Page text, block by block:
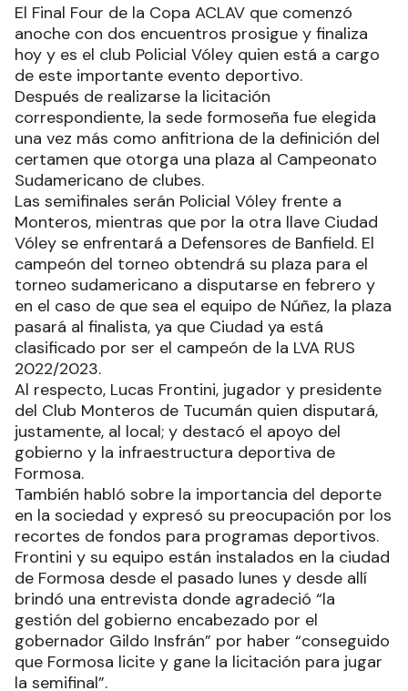
El Final Four de la Copa ACLAV que comenzó
anoche con dos encuentros prosigue y finaliza
hoy y es el club Policial Vóley quien está a cargo
de este importante evento deportivo.
Después de realizarse la licitación
correspondiente, la sede formoseña fue elegida
una vez más como anfitriona de la definición del
certamen que otorga una plaza al Campeonato
Sudamericano de clubes.
Las semifinales serán Policial Vóley frente a
Monteros, mientras que por la otra llave Ciudad
Vóley se enfrentará a Defensores de Banfield. El
campeón del torneo obtendrá su plaza para el
torneo sudamericano a disputarse en febrero y
en el caso de que sea el equipo de Núñez, la plaza
pasará al finalista, ya que Ciudad ya está
clasificado por ser el campeón de la LVA RUS
2022/2023.
Al respecto, Lucas Frontini, jugador y presidente
del Club Monteros de Tucumán quien disputará,
justamente, al local; y destacó el apoyo del
gobierno y la infraestructura deportiva de
Formosa.
También habló sobre la importancia del deporte
en la sociedad y expresó su preocupación por los
recortes de fondos para programas deportivos.
Frontini y su equipo están instalados en la ciudad
de Formosa desde el pasado lunes y desde allí
brindó una entrevista donde agradeció “la
gestión del gobierno encabezado por el
gobernador Gildo Insfrán” por haber “conseguido
que Formosa licite y gane la licitación para jugar
la semifinal”.